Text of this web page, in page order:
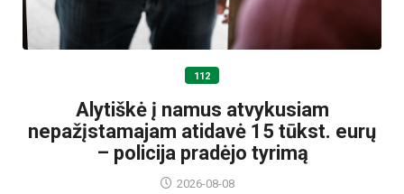
112
Alytiškė į namus atvykusiam
nepažįstamajam atidavė 15 tūkst. eurų
– policija pradėjo tyrimą
2026-08-08